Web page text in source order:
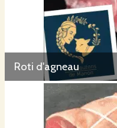
Roti d'agneau